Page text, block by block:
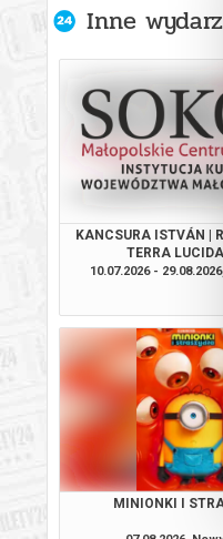
Inne
KANCSURA ISTVÁN |
TERRA LUCIDA
10.07.2026 -
MINIONKI I